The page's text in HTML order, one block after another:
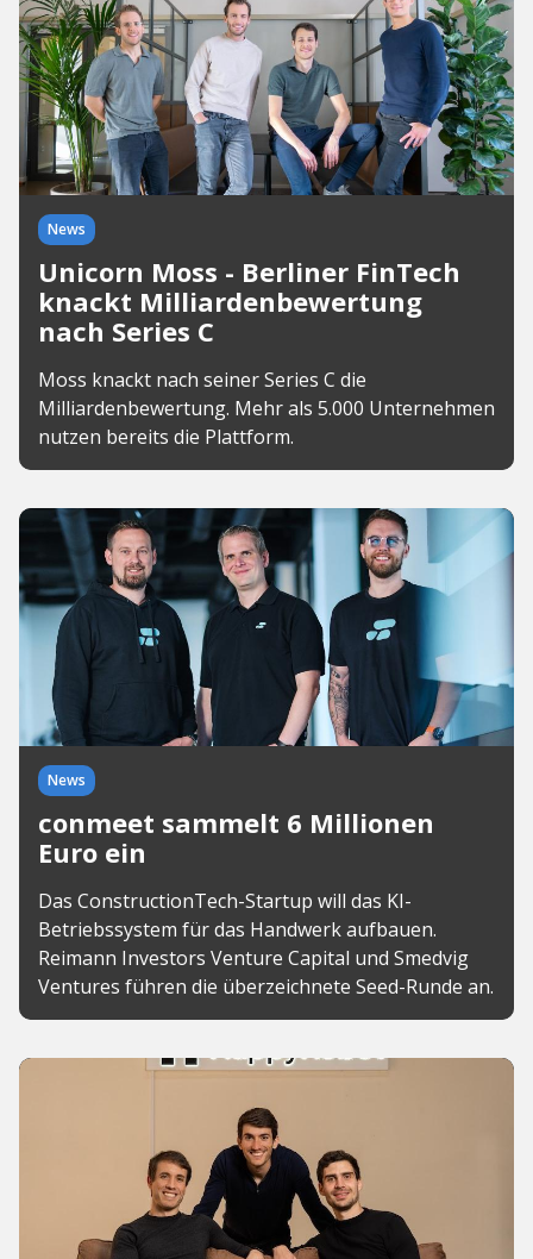
News
Unicorn Moss - Berliner FinTech
knackt Milliardenbewertung
nach Series C
Moss knackt nach seiner Series C die
Milliardenbewertung. Mehr als 5.000 Unternehmen
nutzen bereits die Plattform.
News
conmeet sammelt 6 Millionen
Euro ein
Das ConstructionTech-Startup will das KI-
Betriebssystem für das Handwerk aufbauen.
Reimann Investors Venture Capital und Smedvig
Ventures führen die überzeichnete Seed-Runde an.